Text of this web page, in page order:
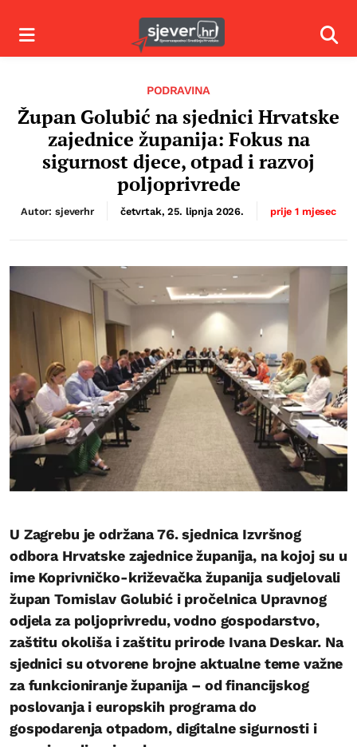
Izbornik
PODRAVINA
Župan Golubić na sjednici Hrvatske
zajednice županija: Fokus na
sigurnost djece, otpad i razvoj
poljoprivrede
Autor: sjeverhr četvrtak, 25. lipnja 2026. prije 1 mjesec
U Zagrebu je održana 76. sjednica Izvršnog
odbora Hrvatske zajednice županija, na kojoj su u
ime Koprivničko-križevačka županija sudjelovali
župan Tomislav Golubić i pročelnica Upravnog
odjela za poljoprivredu, vodno gospodarstvo,
zaštitu okoliša i zaštitu prirode Ivana Deskar. Na
sjednici su otvorene brojne aktualne teme važne
za funkcioniranje županija – od financijskog
poslovanja i europskih programa do
gospodarenja otpadom, digitalne sigurnosti i